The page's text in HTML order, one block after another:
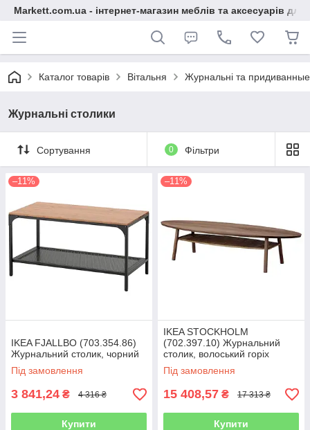
Markett.com.ua - інтернет-магазин меблів та аксесуарів для
Каталог товарів Вітальня Журнальні та
Журнальні столики
Сортування 0 Фільтри
–11%
IKEA FJALLBO (703.354.86)
Журнальний столик, чорний
Під замовлення
3 841,24 ₴ 4 316 ₴
Купити
–11%
IKEA STOCKHOLM
(702.397.10) Журнальний
столик, волоський горіх
Під замовлення
15 408,57 ₴ 17 313 ₴
Купити